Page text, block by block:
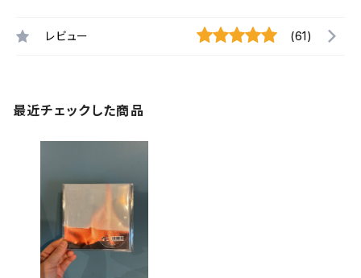
レビュー (61)
最近チェックした商品